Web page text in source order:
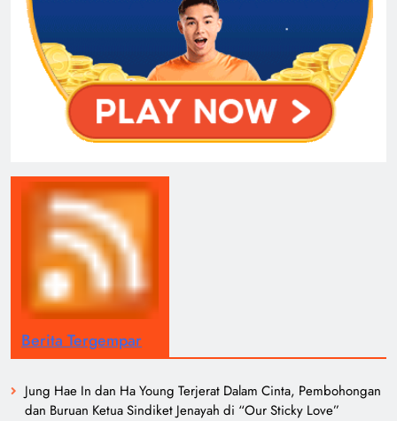
Berita Tergempar
Jung Hae In dan Ha Young Terjerat Dalam Cinta, Pembohongan
dan Buruan Ketua Sindiket Jenayah di “Our Sticky Love”